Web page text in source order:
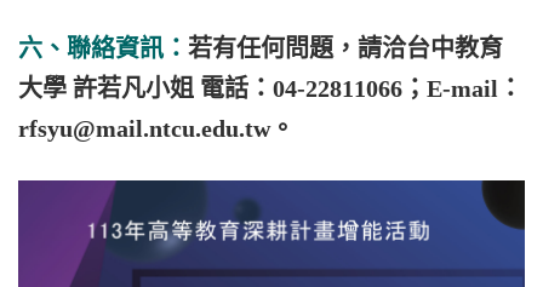
六、聯絡資訊： 若有任何問題， 請洽台中教育
大學 許若凡小姐 電話：04-22811066；E-mail：
rfsyu@mail.ntcu.edu.tw。